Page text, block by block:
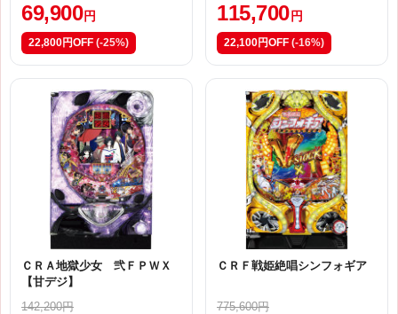
69,900 円
22,800円OFF (-25%)
115,700 円
22,100円OFF (-16%)
ＣＲＡ地獄少女 弐ＦＰＷＸ
【甘デジ】
142,200円
ＣＲＦ戦姫絶唱シンフォギア
775,600円